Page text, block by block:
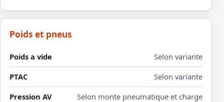
Poids et pneus
Poids a vide
Selon variante
PTAC
Selon variante
Pression AV
Selon monte pneumatique et charge